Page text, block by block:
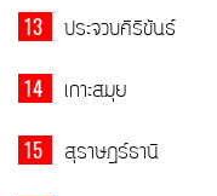
13 ประจวบคีรีขันธ์
14 เกาะสมุย
15 สุราษฎร์ธานี